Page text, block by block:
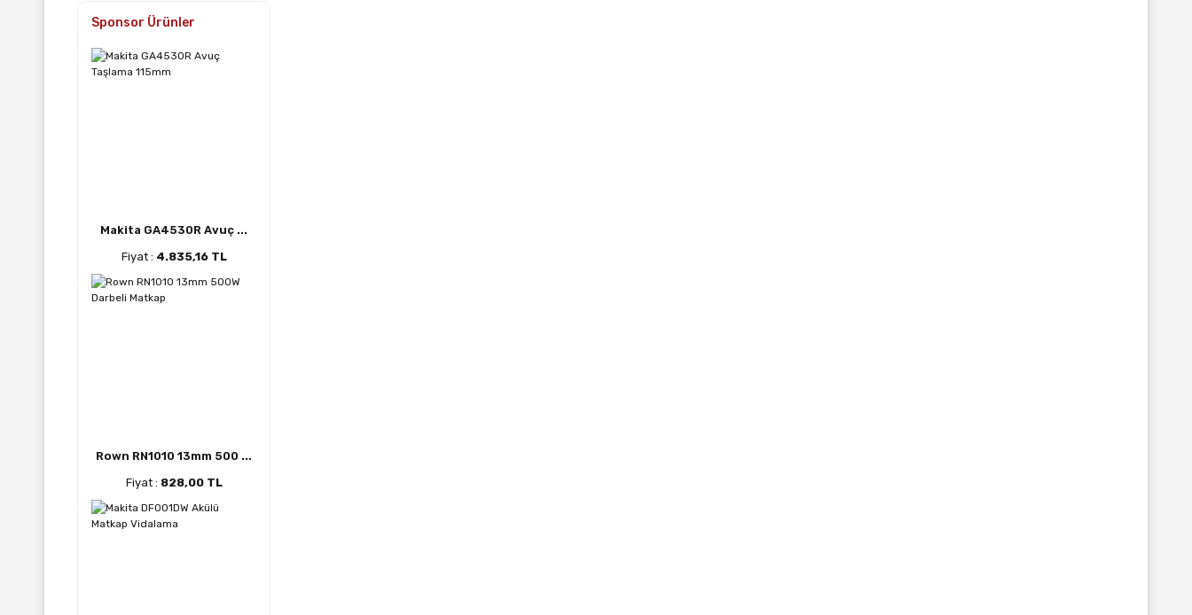
Sponsor Ürünler
Makita GA4530R Avuç ...
Fiyat : 4.835,16 TL
Rown RN1010 13mm 500 ...
Fiyat : 828,00 TL